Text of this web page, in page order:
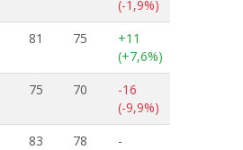
(-1,9%)
81 75
+11
(+7,6%)
75 70
-16
(-9,9%)
83 78
-